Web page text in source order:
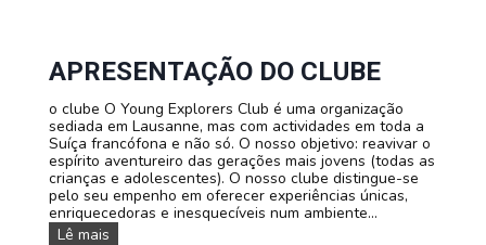
a
c
m
i
n
h
a
d
a
a
f
i
l
o
s
o
f
a
APRESENTAÇÃO DO CLUBE
o clube O Young Explorers Club é uma organização
sediada em Lausanne, mas com actividades em toda a
Suíça francófona e não só. O nosso objetivo: reavivar o
espírito aventureiro das gerações mais jovens (todas as
crianças e adolescentes). O nosso clube distingue-se
pelo seu empenho em oferecer experiências únicas,
enriquecedoras e inesquecíveis num ambiente...
Lê mais